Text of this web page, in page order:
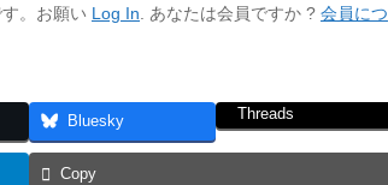
。お願い Log In. あなたは会員ですか ? 会員につ
Bluesky Threads
Copy